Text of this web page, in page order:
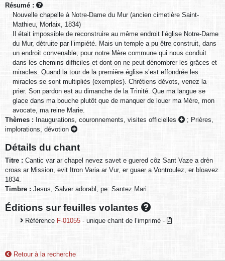
Résumé :
Nouvelle chapelle à Notre-Dame du Mur (ancien cimetière Saint-
Mathieu, Morlaix, 1834)
Il était impossible de reconstruire au même endroit l’église Notre-Dame
du Mur, détruite par l’impiété. Mais un temple a pu être construit, dans
un endroit convenable, pour notre Mère commune qui nous conduit
dans les chemins difficiles et dont on ne peut dénombrer les grâces et
miracles. Quand la tour de la première église s’est effondrée les
miracles se sont multipliés (exemples). Chrétiens dévots, venez la
prier. Son pardon est au dimanche de la Trinité. Que ma langue se
glace dans ma bouche plutôt que de manquer de louer ma Mère, mon
avocate, ma reine Marie.
Thèmes : Inaugurations, couronnements, visites officielles ; Prières,
implorations, dévotion
Détails du chant
Titre : Cantic var ar chapel nevez savet e guered côz Sant Vaze a drèn
croas ar Mission, evit Itron Varia ar Vur, er guaer a Vontroulez, er bloavez
1834.
Timbre : Jesus, Salver adorabl, pe: Santez Mari
Éditions sur feuilles volantes
Référence F-01055 - unique chant de l’imprimé -
Retour à la recherche